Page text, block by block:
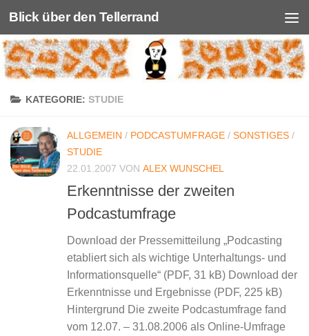
Unter dem Inhalt
Blick über den Tellerrand
KATEGORIE: STUDIE
ALLGEMEIN / PODCASTUMFRAGE / SONSTIGES /
STUDIE
22.01.2007 VON ALEX WUNSCHEL
Erkenntnisse der zweiten
Podcastumfrage
Download der Pressemitteilung „Podcasting
etabliert sich als wichtige Unterhaltungs- und
Informationsquelle“ (PDF, 31 kB) Download der
Erkenntnisse und Ergebnisse (PDF, 225 kB)
Hintergrund Die zweite Podcastumfrage fand
vom 12.07. – 31.08.2006 als Online-Umfrage